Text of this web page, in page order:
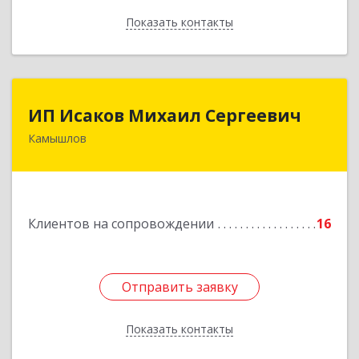
Показать контакты
Назад
ИП Исаков Михаил Сергеевич
Камышлов
Клиентов на сопровождении 16
Отправить заявку
Показать контакты
624860, Свердловская обл, Камышлов г, Ленина
Отправить заявку
Назад